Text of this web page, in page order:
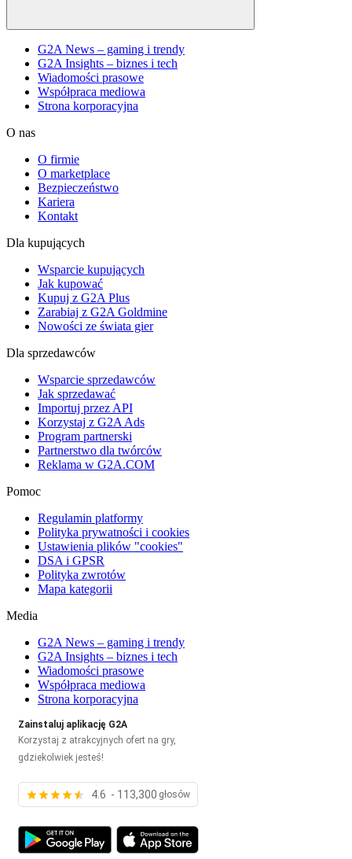
G2A News – gaming i trendy
G2A Insights – biznes i tech
Wiadomości prasowe
Współpraca mediowa
Strona korporacyjna
O nas
O firmie
O marketplace
Bezpieczeństwo
Kariera
Kontakt
Dla kupujących
Wsparcie kupujących
Jak kupować
Kupuj z G2A Plus
Zarabiaj z G2A Goldmine
Nowości ze świata gier
Dla sprzedawców
Wsparcie sprzedawców
Jak sprzedawać
Importuj przez API
Korzystaj z G2A Ads
Program partnerski
Partnerstwo dla twórców
Reklama w G2A.COM
Pomoc
Regulamin platformy
Polityka prywatności i cookies
Ustawienia plików "cookies"
DSA i GPSR
Polityka zwrotów
Mapa kategorii
Media
G2A News – gaming i trendy
G2A Insights – biznes i tech
Wiadomości prasowe
Współpraca mediowa
Strona korporacyjna
Zainstaluj aplikację G2A
Korzystaj z atrakcyjnych ofert na gry,
gdziekolwiek jesteś!
4.6 - 113,300 głosów